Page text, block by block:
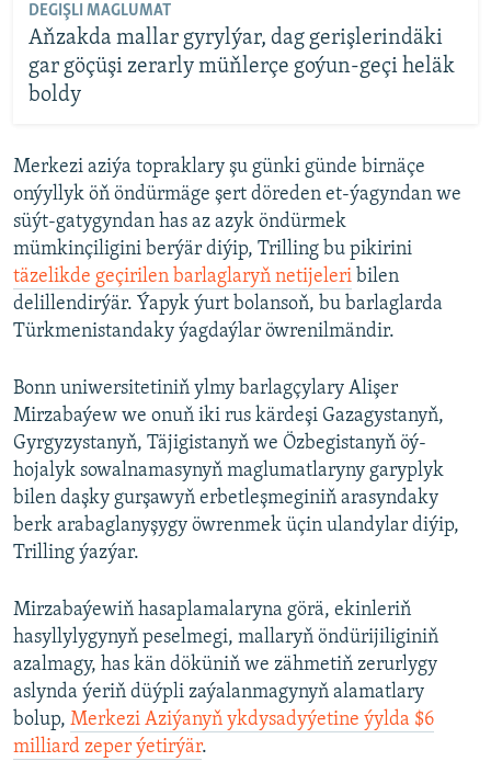
DEGIŞLI MAGLUMAT
Aňzakda mallar gyrylýar, dag gerişlerindäki
gar göçüşi zerarly müňlerçe goýun-geçi heläk
boldy
Merkezi aziýa topraklary şu günki günde birnäçe
onýyllyk öň öndürmäge şert döreden et-ýagyndan we
süýt-gatygyndan has az azyk öndürmek
mümkinçiligini berýär diýip, Trilling bu pikirini
täzelikde geçirilen barlaglaryň netijeleri bilen
delillendirýär. Ýapyk ýurt bolansoň, bu barlaglarda
Türkmenistandaky ýagdaýlar öwrenilmändir.
Bonn uniwersitetiniň ylmy barlagçylary Alişer
Mirzabaýew we onuň iki rus kärdeşi Gazagystanyň,
Gyrgyzystanyň, Täjigistanyň we Özbegistanyň öý-
hojalyk sowalnamasynyň maglumatlaryny garyplyk
bilen daşky gurşawyň erbetleşmeginiň arasyndaky
berk arabaglanyşygy öwrenmek üçin ulandylar diýip,
Trilling ýazýar.
Mirzabaýewiň hasaplamalaryna görä, ekinleriň
hasyllylygynyň peselmegi, mallaryň öndürijiliginiň
azalmagy, has kän döküniň we zähmetiň zerurlygy
aslynda ýeriň düýpli zaýalanmagynyň alamatlary
bolup, Merkezi Aziýanyň ykdysadyýetine ýylda $6
milliard zeper ýetirýär.